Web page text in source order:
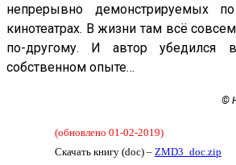
непрерывно демонстрируемых
кинотеатрах. В жизни там всё
по-другому. И автор
собственном опыте…
©
(обновлено 01-02-2019)
Скачать книгу (doc) – ZMD3_doc.zip